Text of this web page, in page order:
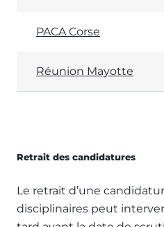
PACA Corse
Réunion Mayotte
Retrait des candidatures
Le retrait d’une
disciplinaires peut